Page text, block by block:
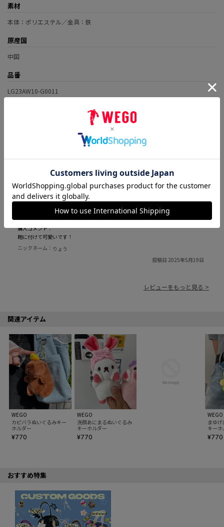
素材
本体：ポリエステル／金具：鉄
原産国
中国
品番
LG23AW10-G0011
このアイテムに寄せられたコーディネートは
まだありません。
お客様のレビュー
可愛い！
投稿日 2025年5月19日
ニックネーム： りょう
購入コメント：
鞄に付けて可愛いです！
レビューをもっと見る >
関連アイテム
WEGO
カピバラぬいぐるみキー
ホルダー
¥770
WEGO
洗顔あにまるぬいぐるみ
キーホルダー
¥770
WEGO
まゆ
キー
¥770
おすすめ特集